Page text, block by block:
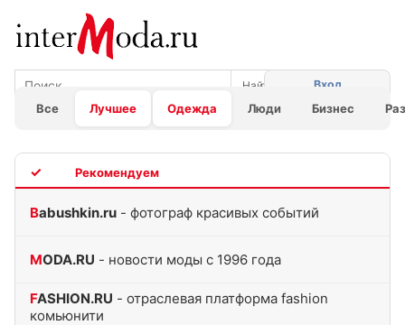
Все Лучшее Одежда Люди Бизнес
Вход
Babushkin.ru - фотограф красивых событий
MODA.RU - новости моды с 1996 года
FASHION.RU - отраслевая платформа fashion
комьюнити